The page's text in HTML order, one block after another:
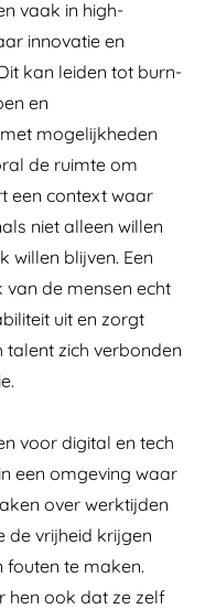
vaak in high-
innovatie en
kan leiden tot burn-
en
mogelijkheden
de ruimte om
een context waar
niet alleen willen
willen blijven. Een
de mensen echt
uit en zorgt
zich verbonden
voor digital en tech
een omgeving waar
over werktijden
de vrijheid krijgen
fouten te maken.
hen ook dat ze zelf